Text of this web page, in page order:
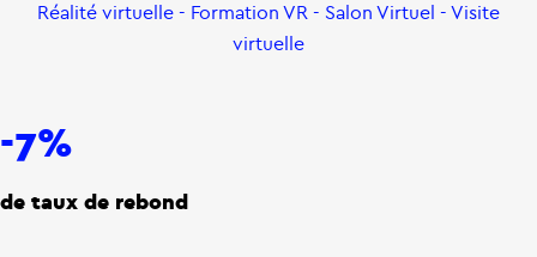
Réalité virtuelle - Formation VR - Salon Virtuel - Visite
virtuelle
-7%
de taux de rebond